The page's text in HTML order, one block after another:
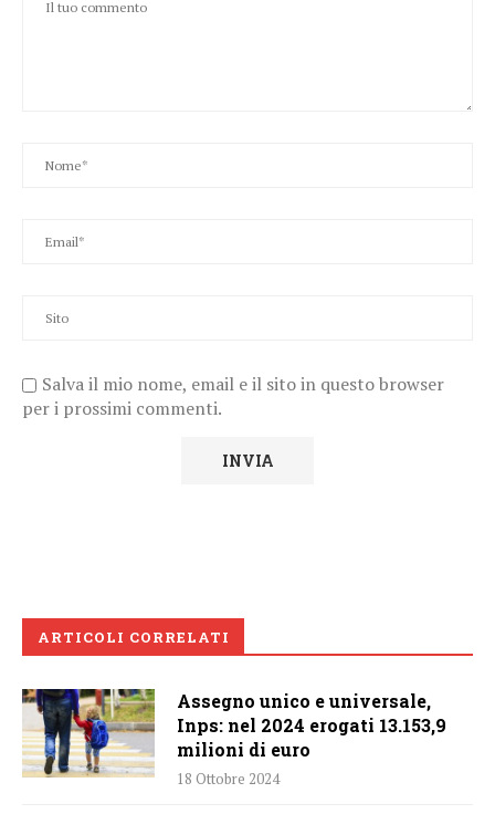
Salva il mio nome, email e il sito in questo browser
per i prossimi commenti.
ARTICOLI CORRELATI
Assegno unico e universale,
Inps: nel 2024 erogati 13.153,9
milioni di euro
18 Ottobre 2024